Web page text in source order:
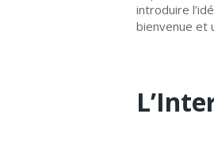
introduire
bienvenue et